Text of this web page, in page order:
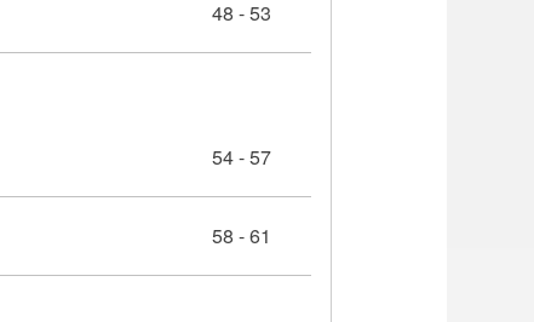
48 - 53
54 - 57
58 - 61